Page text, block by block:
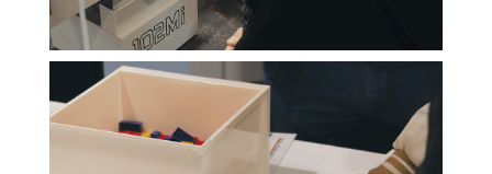
Cookies marketing